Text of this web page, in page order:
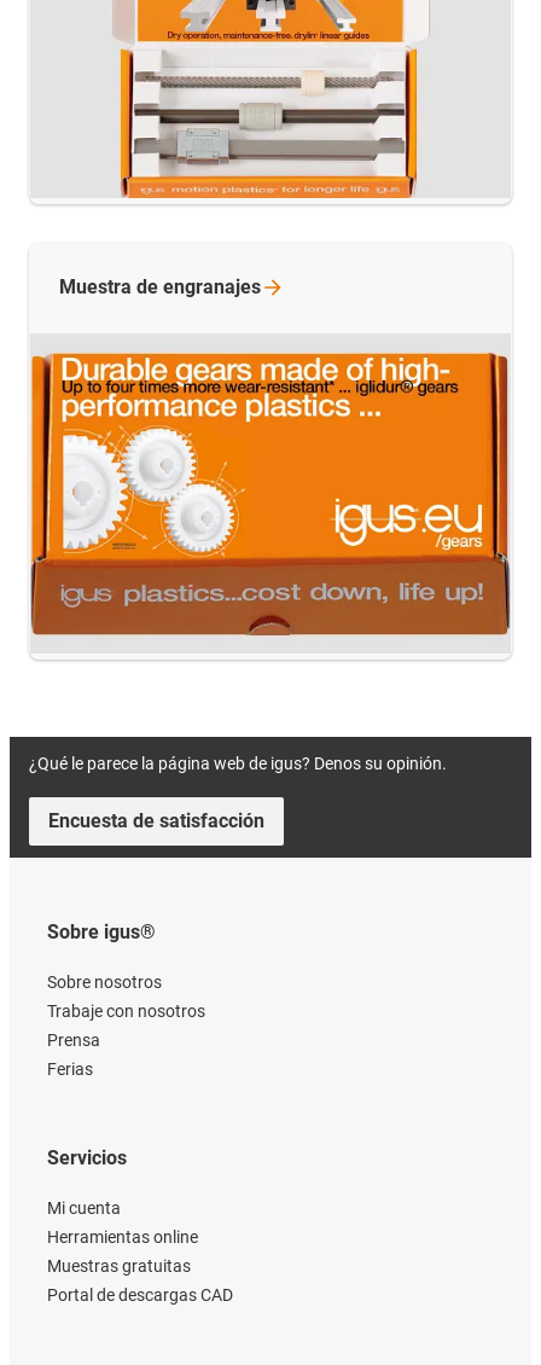
Muestra de engranajes
¿Qué le parece la página web de igus? Denos su opinión.
Encuesta de satisfacción
Sobre igus®
Sobre nosotros
Trabaje con nosotros
Prensa
Ferias
Servicios
Mi cuenta
Herramientas online
Muestras gratuitas
Portal de descargas CAD